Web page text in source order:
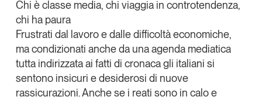
Chi è classe media, chi viaggia in controtendenza,
chi ha paura
Frustrati dal lavoro e dalle difficoltà economiche,
ma condizionati anche da una agenda mediatica
tutta indirizzata ai fatti di cronacagli italiani si
sentono insicuri e desiderosi di nuove
rassicurazioni. Anche se i reati sono in calo e